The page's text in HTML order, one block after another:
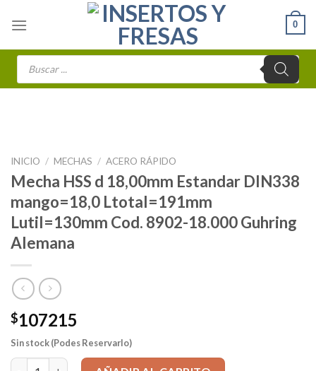
0
Búsqueda
INICIO / MECHAS / ACERO RÁPIDO
Mecha HSS d 18,00mm Estandar DIN338
mango=18,0 Ltotal=191mm
Lutil=130mm Cod. 8902-18.000 Guhring
Alemana
$107215
Sin stock (Podes Reservarlo)
Mecha HSS d 18,00mm Estandar DIN338 mango=18,0